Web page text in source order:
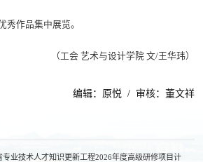
秀作品集中展览。
（工会 艺术与设计学院 文/王华玮）
编辑：原悦 / 审核：董文祥
专业技术人才知识更新工程2026年度高级研修项目计